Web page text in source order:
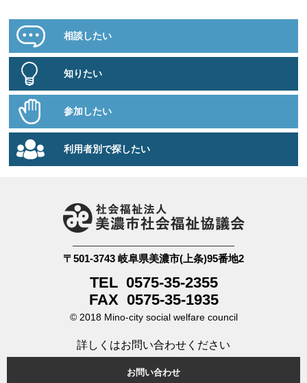
相談したい
知りたい
参加したい
利用者別で探したい
〒501-3743 岐阜県美濃市(上条)95番地2
TEL 0575-35-2355
FAX 0575-35-1935
© 2018 Mino-city social welfare council
詳しくはお問い合わせください
お問い合わせ